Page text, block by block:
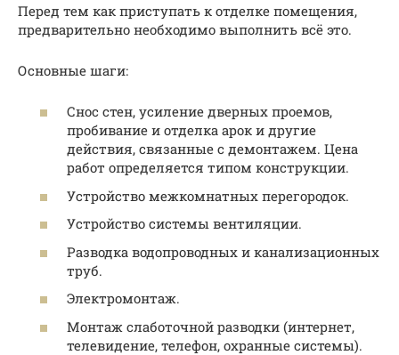
Перед тем как приступать к отделке помещения,
предварительно необходимо выполнить всё это.
Основные шаги:
Снос стен, усиление дверных проемов,
пробивание и отделка арок и другие
действия, связанные с демонтажем. Цена
работ определяется типом конструкции.
Устройство межкомнатных перегородок.
Устройство системы вентиляции.
Разводка водопроводных и канализационных
труб.
Электромонтаж.
Монтаж слаботочной разводки (интернет,
телевидение, телефон, охранные системы).